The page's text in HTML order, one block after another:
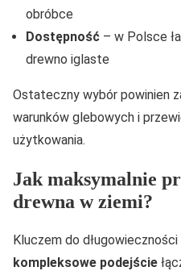
obróbce
Dostępność – w Polsce
drewno iglaste
Ostateczny wybór powinien
warunków glebowych i
użytkowania.
Jak maksymalnie
drewna w ziemi?
Kluczem do
kompleksowe podejście